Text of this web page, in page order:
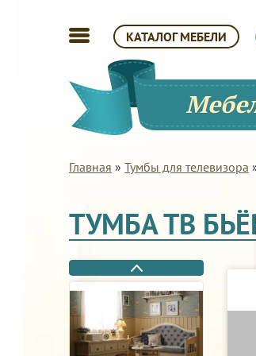
КАТАЛОГ МЕБЕЛИ
Главная » Тумбы для телевизора
ТУМБА ТВ